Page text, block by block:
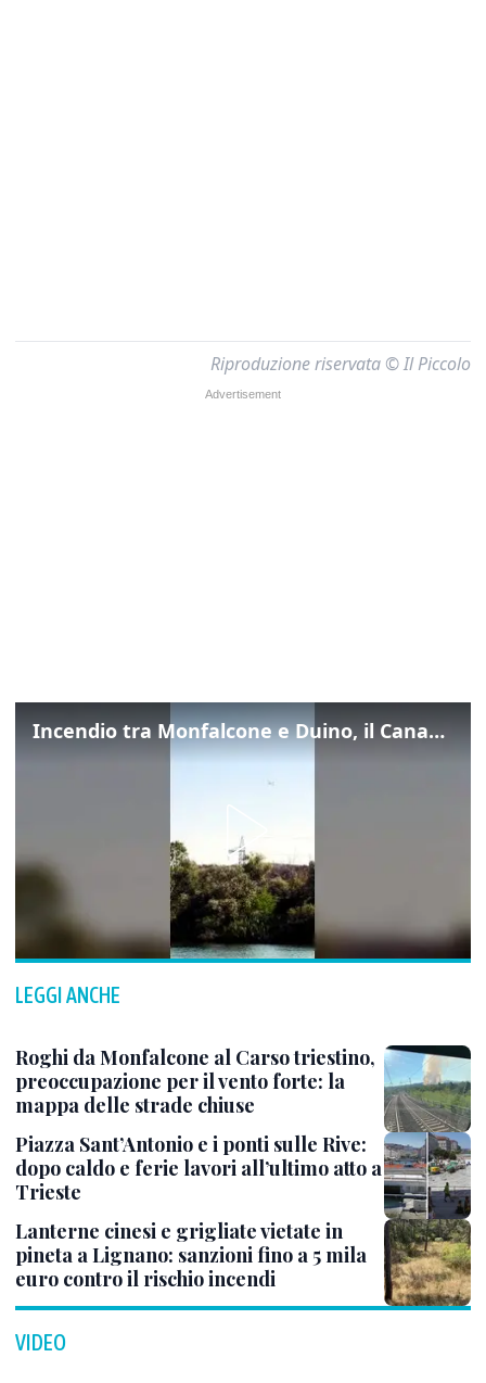
Riproduzione riservata © Il Piccolo
Incendio tra Monfalcone e Duino, il Canadair in azione per fermare le fiamme sul fronte dell’A4
LEGGI ANCHE
Roghi da Monfalcone al Carso triestino,
preoccupazione per il vento forte: la
mappa delle strade chiuse
Piazza Sant’Antonio e i ponti sulle Rive:
dopo caldo e ferie lavori all’ultimo atto a
Trieste
Lanterne cinesi e grigliate vietate in
pineta a Lignano: sanzioni fino a 5 mila
euro contro il rischio incendi
VIDEO